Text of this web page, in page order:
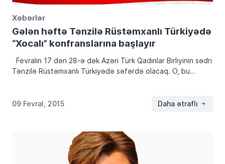
Xəbərlər
Gələn həftə Tənzilə Rüstəmxanlı Türkiyədə
“Xocalı” konfranslarına başlayır
Fevralın 17 dən 28-ə dək Azəri Türk Qadınlar Birliyinin sədri
Tənzilə Rüstəmxanlı Türkiyədə səfərdə olacaq. O, bu
09 Fevral, 2015
Daha ətraflı